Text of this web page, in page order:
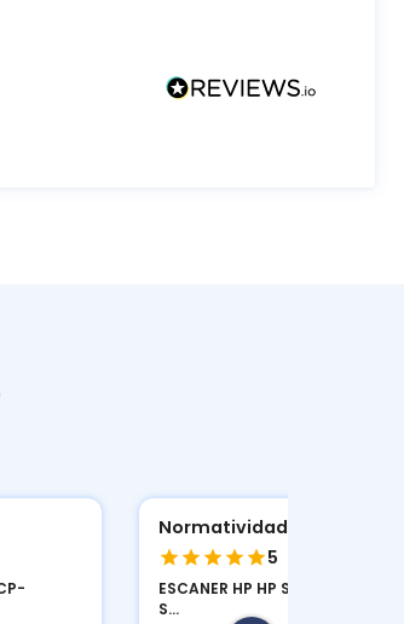
Normatividad A
5
ESCANER HP HP SCANJET PRO
S...